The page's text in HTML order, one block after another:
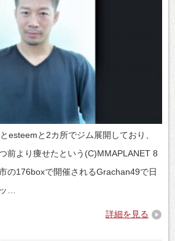
esteemと2カ所でジム展開しており、
前より痩せたという(C)MMAPLANET 8
の176boxで開催されるGrachan49で日
…
詳細を見る